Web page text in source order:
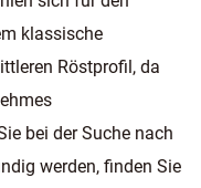
klassische
Röstprofil, da
bei der Suche nach
werden, finden Sie